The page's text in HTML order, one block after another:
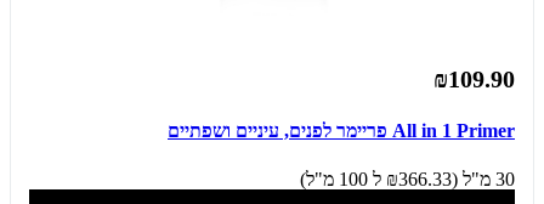
₪109.90
All in 1 Primer פריימר לפנים, עיניים ושפתיים
30 מ"ל (₪366.33 ל 100 מ"ל)